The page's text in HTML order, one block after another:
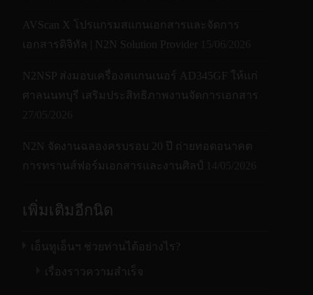
AVScan X โปรแกรมสแกนเอกสารและจัดการ
เอกสารดิจิทัล | N2N Solution Provider
N2NSP ส่งมอบเครื่องสแกนเนอร์ AD345GF ให้แก่
ศาลนนทบุรี เสริมประสิทธิภาพงานจัดการเอกสาร
N2N จัดงานฉลองครบรอบ 20 ปี ถ่ายทอดอนาคต
การทรานส์ฟอร์มเอกสารและงานศิลป์
เพิ่มเติมอีกนิด
เอ็นทูเอ็นฯ ช่วยท่านได้อย่างไร?
เรื่องราวความสำเร็จ